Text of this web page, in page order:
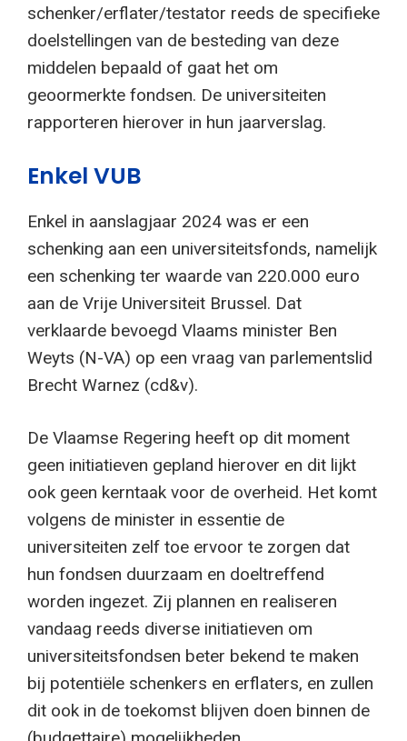
schenker/erflater/testator reeds de specifieke
doelstellingen van de besteding van deze
middelen bepaald of gaat het om
geoormerkte fondsen. De universiteiten
rapporteren hierover in hun jaarverslag.
Enkel VUB
Enkel in aanslagjaar 2024 was er een
schenking aan een universiteitsfonds, namelijk
een schenking ter waarde van 220.000 euro
aan de Vrije Universiteit Brussel. Dat
verklaarde bevoegd Vlaams minister Ben
Weyts (N-VA) op een vraag van parlementslid
Brecht Warnez (cd&v).
De Vlaamse Regering heeft op dit moment
geen initiatieven gepland hierover en dit lijkt
ook geen kerntaak voor de overheid. Het komt
volgens de minister in essentie de
universiteiten zelf toe ervoor te zorgen dat
hun fondsen duurzaam en doeltreffend
worden ingezet. Zij plannen en realiseren
vandaag reeds diverse initiatieven om
universiteitsfondsen beter bekend te maken
bij potentiële schenkers en erflaters, en zullen
dit ook in de toekomst blijven doen binnen de